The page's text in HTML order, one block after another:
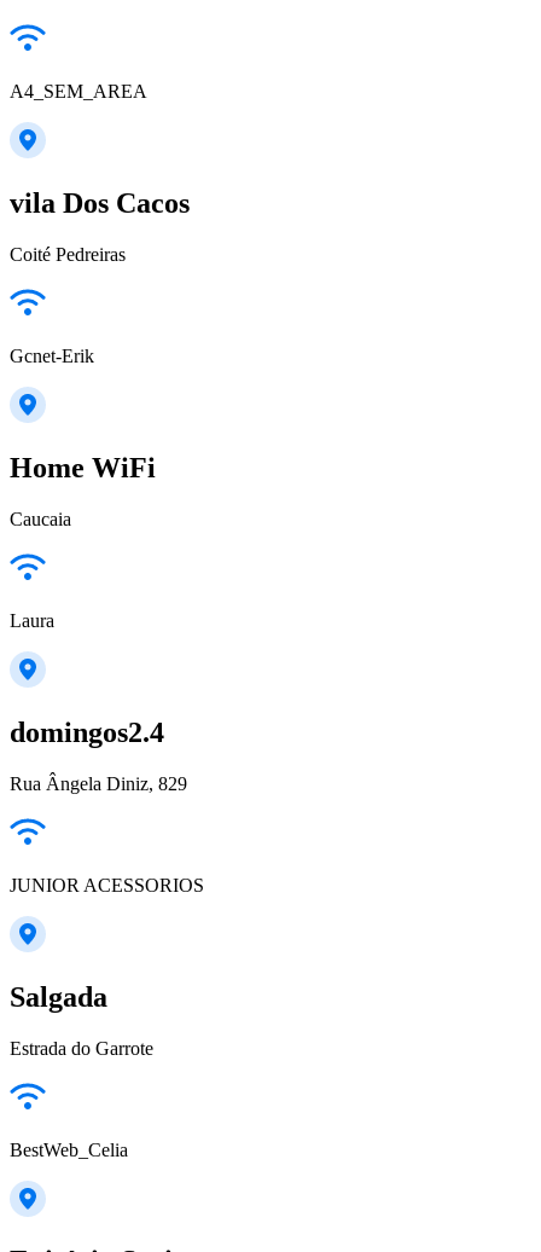
A4_SEM_AREA
vila Dos Cacos
Coité Pedreiras
Gcnet-Erik
Home WiFi
Caucaia
Laura
domingos2.4
Rua Ângela Diniz, 829
JUNIOR ACESSORIOS
Salgada
Estrada do Garrote
BestWeb_Celia